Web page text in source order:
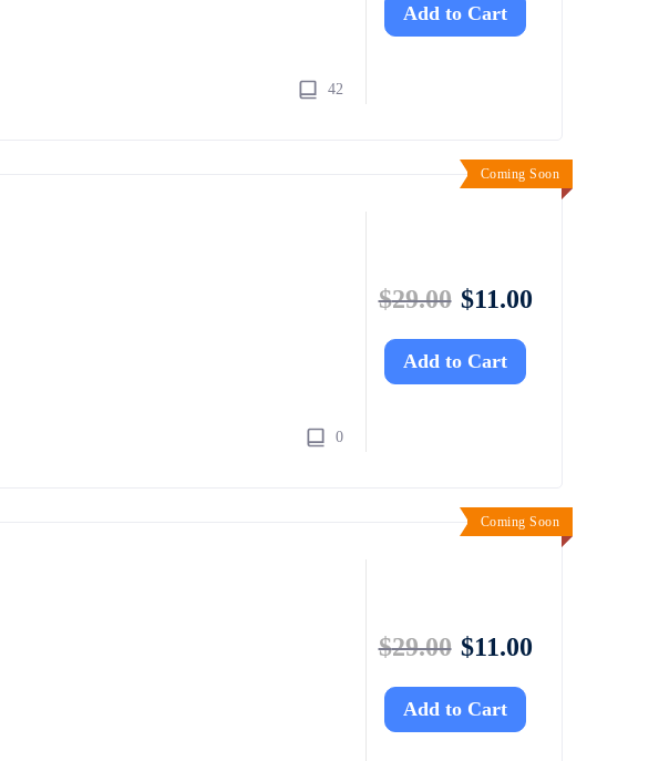
42
Add to Cart
Coming Soon
0
$29.00 $11.00
Add to Cart
Coming Soon
$29.00 $11.00
Add to Cart